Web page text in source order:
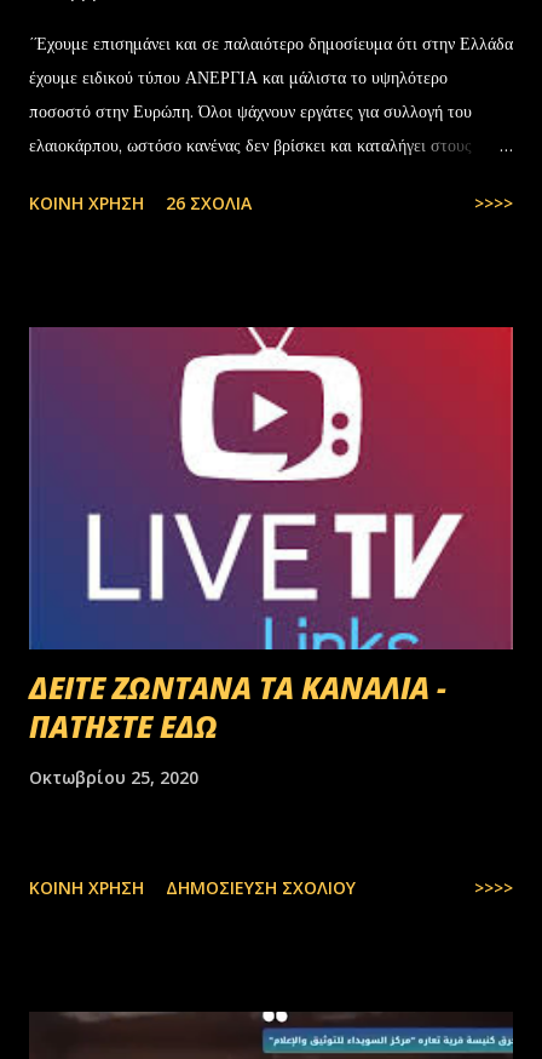
΄Έχουμε επισημάνει και σε παλαιότερο δημοσίευμα ότι στην Ελλάδα
έχουμε ειδικού τύπου ΑΝΕΡΓΙΑ και μάλιστα το υψηλότερο
ποσοστό στην Ευρώπη. Όλοι ψάχνουν εργάτες για συλλογή του
ελαιοκάρπου, ωστόσο κανένας δεν βρίσκει και καταλήγει στους
στην Ελλάδα, πάλι δεν μας φτάνουν. Στην Ελλάδα του 1.000.000
ΚΟΙΝΉ ΧΡΉΣΗ 26 ΣΧΌΛΙΑ >>>>
ΔΕΙΤΕ ΖΩΝΤΑΝΑ ΤΑ ΚΑΝΑΛΙΑ -
ΠΑΤΗΣΤΕ ΕΔΩ
Οκτωβρίου 25, 2020
ΚΟΙΝΉ ΧΡΉΣΗ ΔΗΜΟΣΊΕΥΣΗ ΣΧΟΛΊΟΥ >>>>